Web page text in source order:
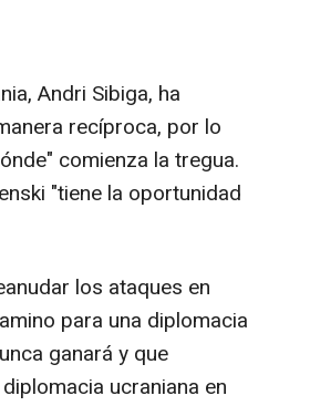
Andri Sibiga, ha
recíproca, por lo
comienza la tregua.
"tiene la oportunidad
los ataques en
para una diplomacia
ganará y que
ucraniana en